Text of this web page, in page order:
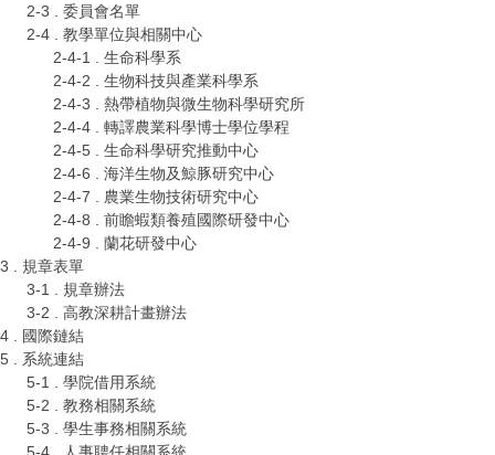
2-3 . 委員會名單
2-4 . 教學單位與相關中心
2-4-1 . 生命科學系
2-4-2 . 生物科技與產業科學系
2-4-3 . 熱帶植物與微生物科學研究所
2-4-4 . 轉譯農業科學博士學位學程
2-4-5 . 生命科學研究推動中心
2-4-6 . 海洋生物及鯨豚研究中心
2-4-7 . 農業生物技術研究中心
2-4-8 . 前瞻蝦類養殖國際研發中心
2-4-9 . 蘭花研發中心
3 . 規章表單
3-1 . 規章辦法
3-2 . 高教深耕計畫辦法
4 . 國際鏈結
5 . 系統連結
5-1 . 學院借用系統
5-2 . 教務相關系統
5-3 . 學生事務相關系統
5-4 . 人事聘任相關系統